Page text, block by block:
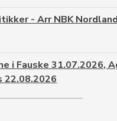
- Arr NBK
i Fauske 31.07.2026,
22.08.2026